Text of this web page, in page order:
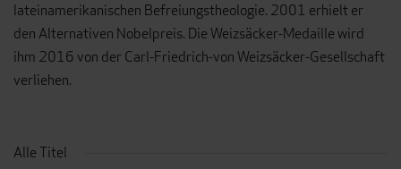
lateinamerikanischen Befreiungstheologie. 2001 erhielt er
den Alternativen Nobelpreis. Die Weizsäcker-Medaille wird
ihm 2016 von der Carl-Friedrich-von Weizsäcker-Gesellschaft
verliehen.
Alle Titel